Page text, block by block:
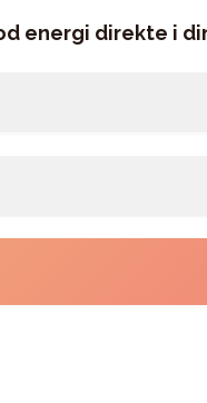
energi direkte i